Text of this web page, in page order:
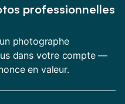
professionnelles
photographe
dans votre compte —
en valeur.